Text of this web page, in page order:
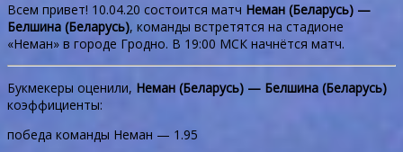
Всем привет! 10.04.20 состоится матч Неман (Беларусь) —
Белшина (Беларусь), команды встретятся на стадионе
«Неман» в городе Гродно. В 19:00 МСК начнётся матч.
Букмекеры оценили, Неман (Беларусь) — Белшина (Беларусь)
коэффициенты:
победа команды Неман — 1.95